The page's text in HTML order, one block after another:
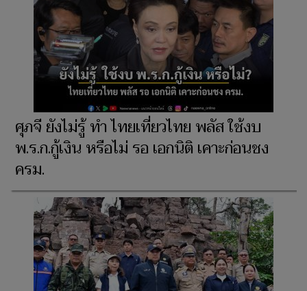
ศุภจี ยังไม่รู้ ทำ ไทยเที่ยวไทย พลัส ใช้งบ
พ.ร.ก.กู้เงิน หรือไม่ รอ เอกนิติ เคาะก่อนชง
ครม.